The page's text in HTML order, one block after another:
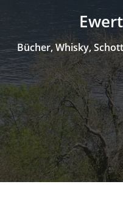
to
Bücher, Whisky,